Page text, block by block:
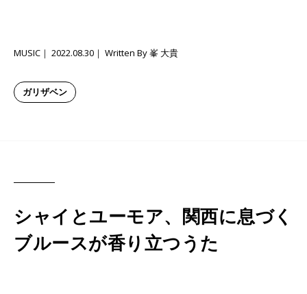
ガリザベン
MUSIC 2022.08.30 Written By 峯 大貴
シャイとユーモア、関西に息づく
ブルースが香り立つうた